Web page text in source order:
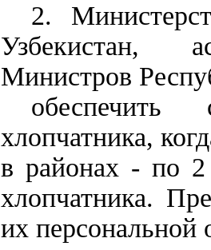
2.
Узбекистан,
Министров
обеспечить
хлопчатника,
в районах - по 2
хлопчатника.
их персональной